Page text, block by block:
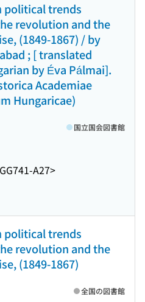
political trends
revolution and the
(1849-1867) / by
; [ translated
by Éva Pálmai].
Academiae
Hungaricae)
A27>
国立国会図書館
political trends
revolution and the
(1849-1867)
全国の図書館